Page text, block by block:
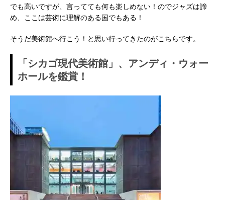
でも高いですが、言ってても何も楽しめない！のでジャズは諦
め、ここは芸術に理解のある国でもある！
そうだ美術館へ行こう！と思い行ってきたのがこちらです。
「シカゴ現代美術館」、アンディ・ウォー
ホールを鑑賞！